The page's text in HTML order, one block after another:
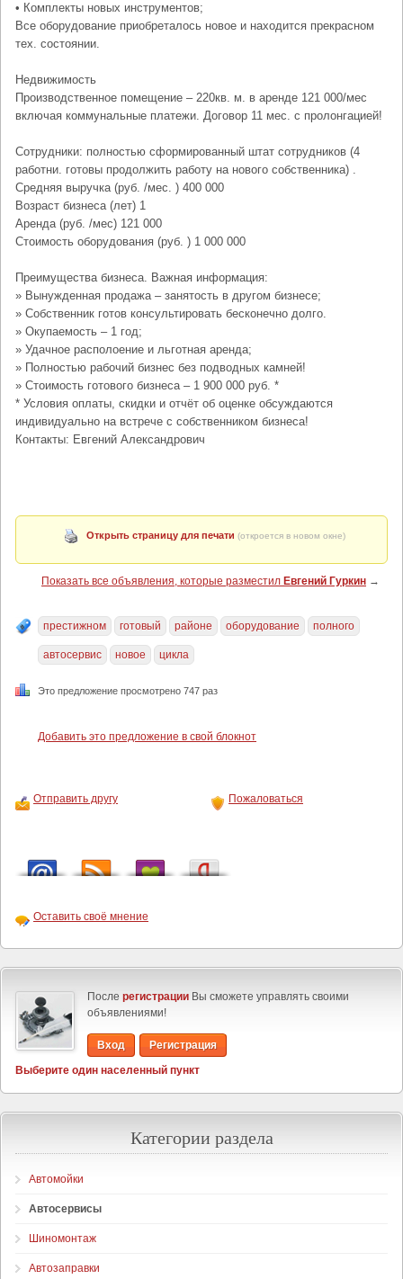
• Комплекты новых инструментов;
Все оборудование приобреталось новое и находится прекрасном
тех. состоянии.
Недвижимость
Производственное помещение – 220кв. м. в аренде 121 000/мес
включая коммунальные платежи. Договор 11 мес. с пролонгацией!
Сотрудники: полностью сформированный штат сотрудников (4
работни. готовы продолжить работу на нового собственника) .
Средняя выручка (руб. /мес. ) 400 000
Возраст бизнеса (лет) 1
Аренда (руб. /мес) 121 000
Стоимость оборудования (руб. ) 1 000 000
Преимущества бизнеса. Важная информация:
» Вынужденная продажа – занятость в другом бизнесе;
» Собственник готов консультировать бесконечно долго.
» Окупаемость – 1 год;
» Удачное располоение и льготная аренда;
» Полностью рабочий бизнес без подводных камней!
» Стоимость готового бизнеса – 1 900 000 руб. *
* Условия оплаты, скидки и отчёт об оценке обсуждаются
индивидуально на встрече с собственником бизнеса!
Контакты: Евгений Александрович
Открыть страницу для печати (откроется в новом окне)
Показать все объявления, которые разместил Евгений Гуркин →
престижном готовый районе оборудование полного
автосервис новое цикла
Это предложение просмотрено 747 раз
Добавить это предложение в свой блокнот
Отправить другу Пожаловаться
Оставить своё мнение
После регистрации Вы сможете управлять своими
объявлениями!
Вход
Регистрация
Выберите один населенный пункт
Категории раздела
Автомойки
Автосервисы
Шиномонтаж
Автозаправки